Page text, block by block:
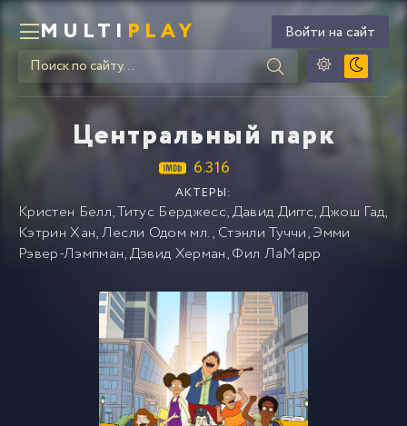
MULTI PLAY Войти на сайт
Центральный парк
6.316
АКТЕРЫ:
Кристен Белл,Титус Берджесс,Давид Диггс,Джош Гад,
Кэтрин Хан,Лесли Одом мл., Стэнли Туччи,Эмми
Рэвер-Лэмпман,Дэвид Херман,Фил ЛаМарр